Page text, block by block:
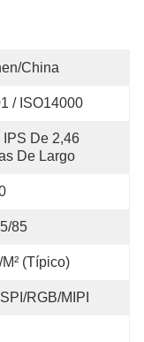
China
/ ISO14000
IPS De 2,46
De Largo
85
(típico)
RGB/MIPI